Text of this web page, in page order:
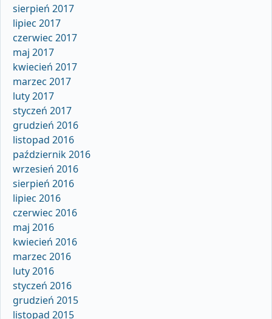
sierpień 2017
lipiec 2017
czerwiec 2017
maj 2017
kwiecień 2017
marzec 2017
luty 2017
styczeń 2017
grudzień 2016
listopad 2016
październik 2016
wrzesień 2016
sierpień 2016
lipiec 2016
czerwiec 2016
maj 2016
kwiecień 2016
marzec 2016
luty 2016
styczeń 2016
grudzień 2015
listopad 2015